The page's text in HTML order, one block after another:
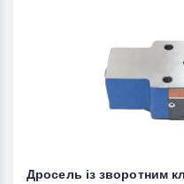
Дросель із зворотним